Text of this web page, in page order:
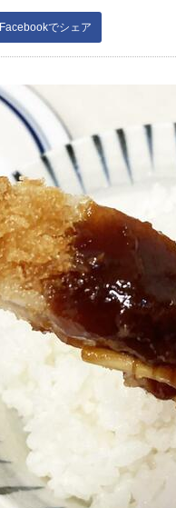
Facebookでシェア